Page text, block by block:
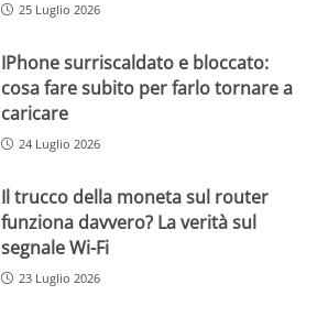
25 Luglio 2026
IPhone surriscaldato e bloccato:
cosa fare subito per farlo tornare a
caricare
24 Luglio 2026
Il trucco della moneta sul router
funziona davvero? La verità sul
segnale Wi-Fi
23 Luglio 2026